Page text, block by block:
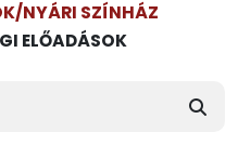
NYÁRI SZÍNHÁZ
ELŐADÁSOK